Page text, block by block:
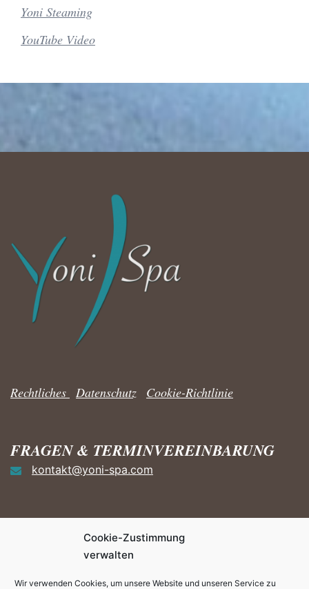
Cookie-Zustimmung
verwalten
Wir verwenden Cookies, um unsere Website und unseren Service zu
Yoni Steaming
YouTube Video
Rechtliches Datenschutz Cookie-Richtlinie
FRAGEN & TERMINVEREINBARUNG
kontakt@yoni-spa.com
HÄUFIGE FRAGEN ZUM YONI